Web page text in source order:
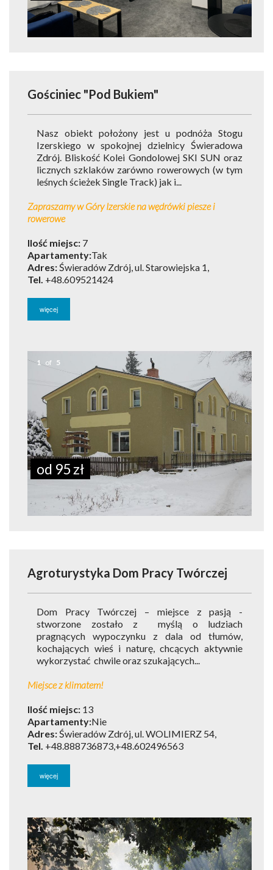
Gościniec "Pod Bukiem"
Nasz obiekt położony jest u podnóża Stogu
Izerskiego w spokojnej dzielnicy Świeradowa
Zdrój. Bliskość Kolei Gondolowej SKI SUN oraz
licznych szklaków zarówno rowerowych (w tym
leśnych ścieżek Single Track) jak i...
Zapraszamy w Góry Izerskie na wędrówki piesze i
rowerowe
Ilość miejsc: 7
Apartamenty:Tak
Adres:Świeradów Zdrój, ul. Starowiejska 1,
Tel. +48.609521424
więcej
1 of 5
od 95 zł
Agroturystyka Dom Pracy Twórczej
Dom Pracy Twórczej – miejsce z pasją -
stworzone zostało z myślą o ludziach
pragnących wypoczynku z dala od tłumów,
kochających wieś i naturę, chcących aktywnie
wykorzystać chwile oraz szukających...
Miejsce z klimatem!
Ilość miejsc: 13
Apartamenty:Nie
Adres:Świeradów Zdrój, ul. WOLIMIERZ 54,
Tel. +48.888736873,+48.602496563
więcej
1 of 5